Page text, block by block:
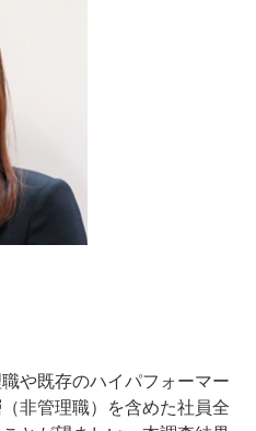
や既存のハイパフォーマー
非管理職）を含めた社員全